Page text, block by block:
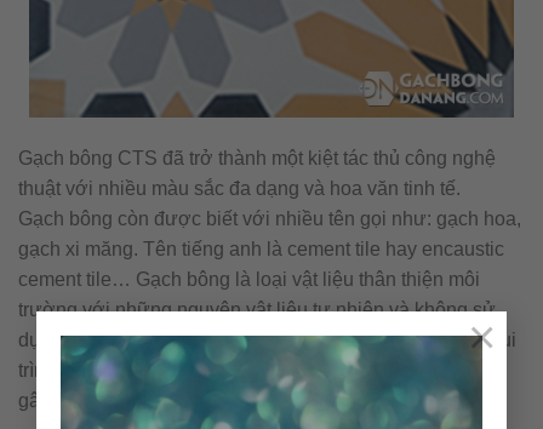
×
Gạch bông CTS đã trở thành một kiệt tác thủ công nghệ
thuật với nhiều màu sắc đa dạng và hoa văn tinh tế.
Gạch bông còn được biết với nhiều tên gọi như: gạch hoa,
gạch xi măng. Tên tiếng anh là cement tile hay encaustic
cement tile… Gạch bông là loại vật liệu thân thiện môi
trường với những nguyên vật liệu tự nhiên và không sử
dụng nhiên liệu đốt trong quá trình sản xuất. Cấu tạo & qui
trình nên viên gạch bông được sản xuất thủ công không
gây ra ô nhiễm môi trường.